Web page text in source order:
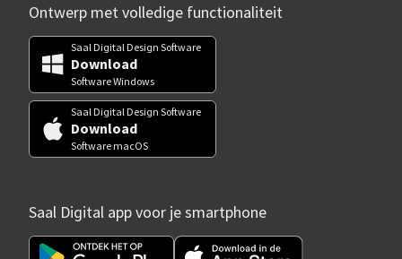
Ontwerp met volledige functionaliteit
Saal Digital Design Software
Download
Software Windows
Saal Digital Design Software
Download
Software macOS
Saal Digital app voor je smartphone